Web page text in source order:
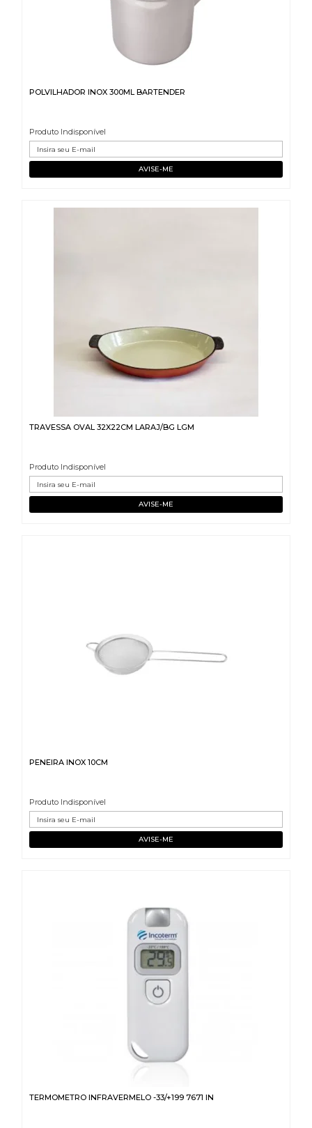
POLVILHADOR INOX 300ML BARTENDER
Produto Indisponível
TRAVESSA OVAL 32X22CM LARAJ/BG LGM
Produto Indisponível
PENEIRA INOX 10CM
Produto Indisponível
TERMOMETRO INFRAVERMELO -33/+199 7671 IN